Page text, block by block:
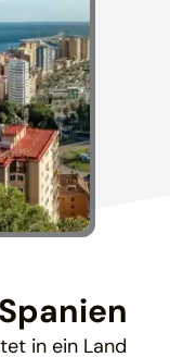
in ein Land